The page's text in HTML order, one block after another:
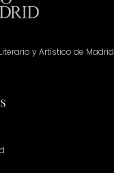
y Artístico de Madrid